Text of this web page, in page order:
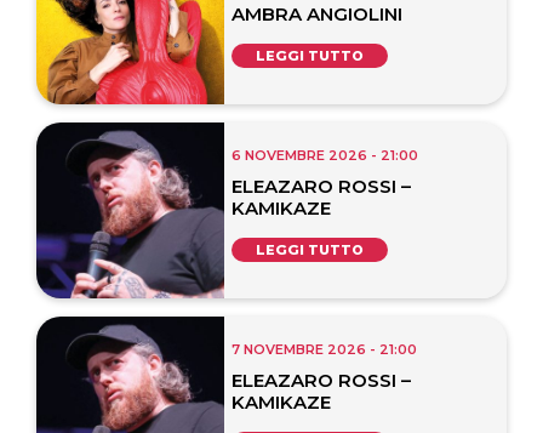
AMBRA ANGIOLINI
LEGGI TUTTO
6 NOVEMBRE 2026 - 21:00
ELEAZARO ROSSI –
KAMIKAZE
LEGGI TUTTO
7 NOVEMBRE 2026 - 21:00
ELEAZARO ROSSI –
KAMIKAZE